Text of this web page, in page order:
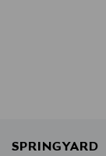
SPRINGYARD